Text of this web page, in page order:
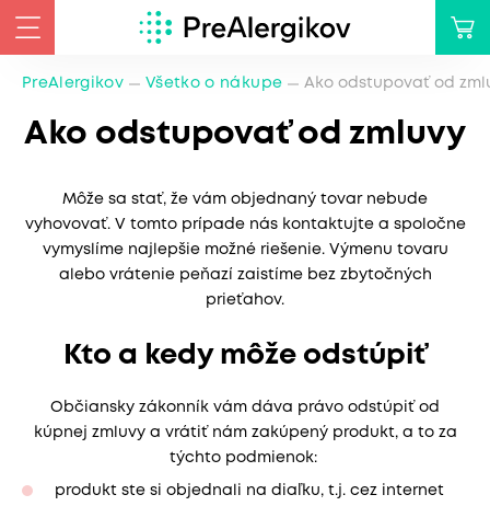
PreAlergikov Všetko o nákupe Ako odstupovať od
Ako odstupovať od zmluvy
Môže sa stať, že vám objednaný tovar nebude
vyhovovať. V tomto prípade nás kontaktujte a spoločne
vymyslíme najlepšie možné riešenie. Výmenu tovaru
alebo vrátenie peňazí zaistíme bez zbytočných
prieťahov.
Kto a kedy môže odstúpiť
Občiansky zákonník vám dáva právo odstúpiť od
kúpnej zmluvy a vrátiť nám zakúpený produkt, a to za
týchto podmienok:
produkt ste si objednali na diaľku, t.j. cez internet